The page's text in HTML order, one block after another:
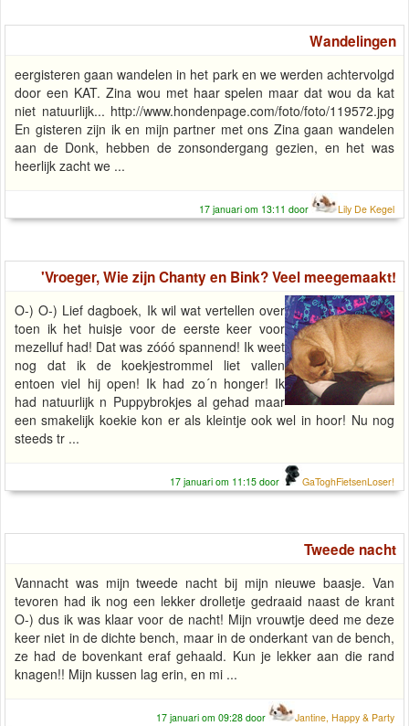
Wandelingen
eergisteren gaan wandelen in het park en we werden achtervolgd
door een KAT. Zina wou met haar spelen maar dat wou da kat
niet natuurlijk... http://www.hondenpage.com/foto/foto/119572.jpg
En gisteren zijn ik en mijn partner met ons Zina gaan wandelen
aan de Donk, hebben de zonsondergang gezien, en het was
heerlijk zacht we ...
17 januari om 13:11 door Lily De Kegel
'Vroeger, Wie zijn Chanty en Bink? Veel meegemaakt!
O-) O-) Lief dagboek, Ik wil wat vertellen over
toen ik het huisje voor de eerste keer voor
mezelluf had! Dat was zóóó spannend! Ik weet
nog dat ik de koekjestrommel liet vallen
entoen viel hij open! Ik had zo´n honger! Ik
had natuurlijk n Puppybrokjes al gehad maar
een smakelijk koekie kon er als kleintje ook wel in hoor! Nu nog
steeds tr ...
17 januari om 11:15 door GaToghFietsenLoser!
Tweede nacht
Vannacht was mijn tweede nacht bij mijn nieuwe baasje. Van
tevoren had ik nog een lekker drolletje gedraaid naast de krant
O-) dus ik was klaar voor de nacht! Mijn vrouwtje deed me deze
keer niet in de dichte bench, maar in de onderkant van de bench,
ze had de bovenkant eraf gehaald. Kun je lekker aan die rand
knagen!! Mijn kussen lag erin, en mi ...
17 januari om 09:28 door Jantine, Happy & Party